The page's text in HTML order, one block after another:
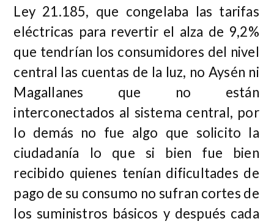
Ley 21.185, que congelaba las tarifas
eléctricas para revertir el alza de 9,2%
que tendrían los consumidores del nivel
central las cuentas de la luz, no Aysén ni
Magallanes que no están
interconectados al sistema central, por
lo demás no fue algo que solicito la
ciudadanía lo que si bien fue bien
recibido quienes tenían dificultades de
pago de su consumo no sufran cortes de
los suministros básicos y después cada